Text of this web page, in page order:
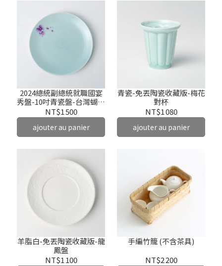
2024總統副總統就職國宴
秀盤-10吋青瓷盤-台灣蝴蝶
蘭
NT$1 500
ajouter au panier
青瓷-免丟陶瓷收藏版-梅花
對杯
NT$1 080
ajouter au panier
羊脂白-免丟陶瓷收藏版-龍
鳳盤
NT$1 100
手編竹籠 (不含茶具)
NT$2 200